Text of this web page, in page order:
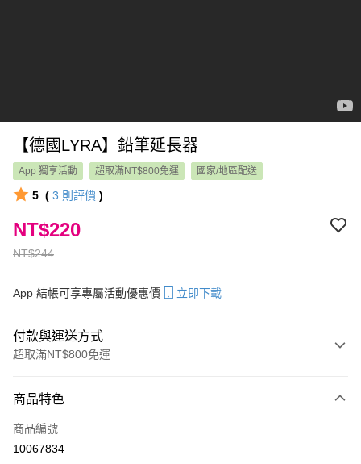
【德國LYRA】鉛筆延長器
App 獨享活動 超取滿NT$800免運 國家/地區配送
5 ( 3 則評價 )
NT$244
NT$220
App 結帳可享專屬活動優惠價 立即下載
付款與運送方式
超取滿NT$800免運
信用卡一次付款
LINE Pay
商品特色
商品編號
10067834